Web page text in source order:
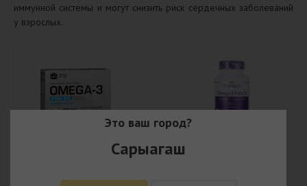
иммунной системы и могут снизить риск сердечных заболеваний
у взрослых.
Это ваш город?
Сарыагаш